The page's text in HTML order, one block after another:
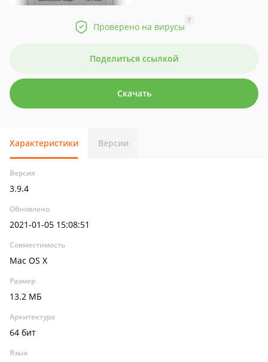
Проверено на вирусы
?
Поделиться ссылкой
Скачать
Характеристики Версии
Версия
3.9.4
Обновлено
2021-01-05 15:08:51
Совместимость
Mac OS X
Размер
13.2 МБ
Архитектура
64 бит
Язык